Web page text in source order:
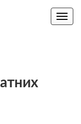
Toggle